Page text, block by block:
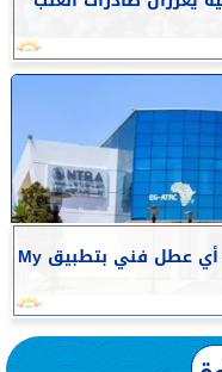
تنظيم الاتصالات في مصر: عدم وجود أي عطل فني بتطبيق My